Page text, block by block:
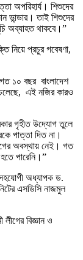
অপরিহার্য। শিশুদের
ভান্ডার। তাই শিশুদের
অব্যাহত থাকবে।”
নিয়ে প্রচুর গবেষণা,
১০ বছর বাংলাদেশ
এই নজির কারও
গৃহীত উদ্যোগ তুলে
পাত্তা দিত না।
অবস্থায় নেই। গত
পারেনি।”
অধ্যাপক ড.
এসডিসি নাজমুল
বিজ্ঞান ও